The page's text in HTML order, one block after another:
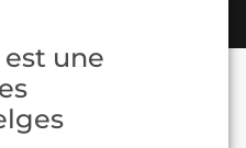
est une